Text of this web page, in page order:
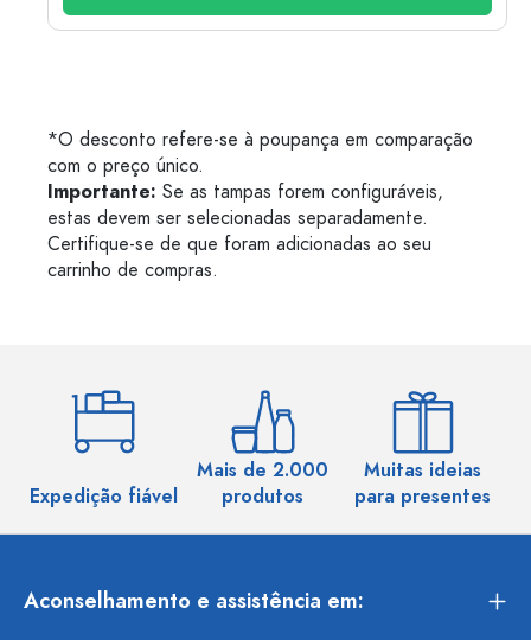
*O desconto refere-se à poupança em comparação
com o preço único.
Importante: Se as tampas forem configuráveis,
estas devem ser selecionadas separadamente.
Certifique-se de que foram adicionadas ao seu
carrinho de compras.
Expedição fiável
Mais de 2.000
produtos
Muitas ideias
para presentes
Aconselhamento e assistência em: